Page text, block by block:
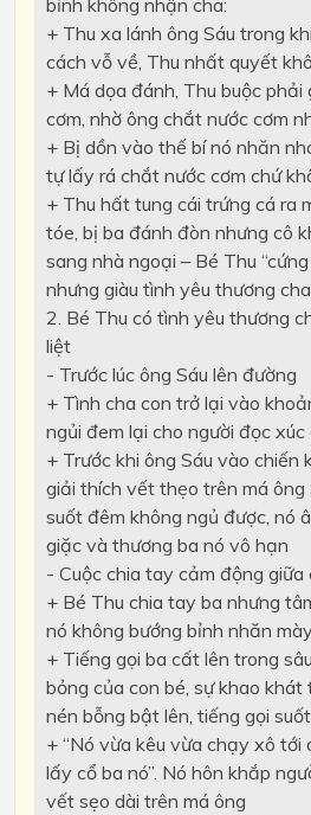
+ Thu xa lánh ông Sáu trong
cách vỗ về, Thu nhất quyết
+ Má dọa đánh, Thu buộc phải
cơm, nhờ ông chắt nước cơm
+ Bị dồn vào thế bí nó nhăn
tự lấy rá chắt nước cơm chứ
+ Thu hất tung cái trứng cá ra
tóe, bị ba đánh đòn nhưng cô
sang nhà ngoại – Bé Thu
nhưng giàu tình yêu thương cha
2. Bé Thu có tình yêu thương
liệt
- Trước lúc ông Sáu lên đường
+ Tình cha con trở lại vào
ngủi đem lại cho người đọc
+ Trước khi ông Sáu vào chiến
giải thích vết thẹo trên má ông
suốt đêm không ngủ được, nó
giặc và thương ba nó vô hạn
- Cuộc chia tay cảm động giữa
+ Bé Thu chia tay ba nhưng
nó không bướng bỉnh nhăn
+ Tiếng gọi ba cất lên trong
bỏng của con bé, sự khao khát
nén bỗng bật lên, tiếng gọi
+ “Nó vừa kêu vừa chạy xô tới
lấy cổ ba nó”. Nó hôn khắp
vết sẹo dài trên má ông